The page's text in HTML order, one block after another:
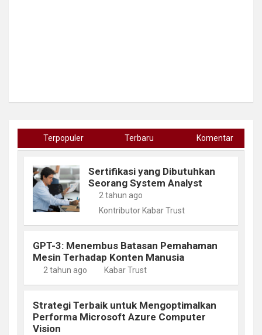
Terpopuler Terbaru Komentar
Sertifikasi yang Dibutuhkan
Seorang System Analyst
2 tahun ago
Kontributor Kabar Trust
GPT-3: Menembus Batasan Pemahaman
Mesin Terhadap Konten Manusia
2 tahun ago Kabar Trust
Strategi Terbaik untuk Mengoptimalkan
Performa Microsoft Azure Computer
Vision